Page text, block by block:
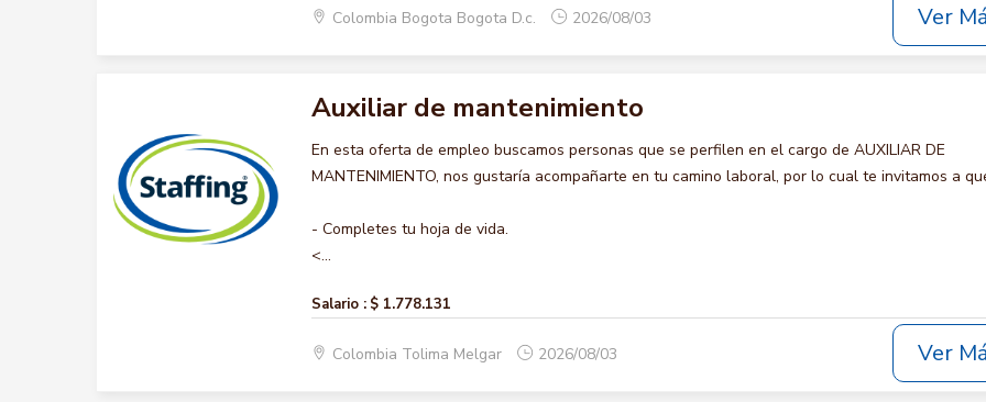
Colombia Bogota Bogota D.c. 2026/08/03 Ver
Auxiliar de mantenimiento
En esta oferta de empleo buscamos personas que se perfilen en el cargo de AUXILIAR DE
MANTENIMIENTO, nos gustaría acompañarte en tu camino laboral, por lo cual te invitamos a
- Completes tu hoja de vida.
<...
Salario : $ 1.778.131
Colombia Tolima Melgar 2026/08/03 Ver